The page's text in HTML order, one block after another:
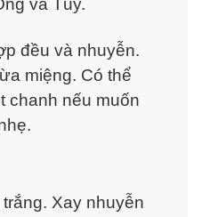
và Tủy.
đều và nhuyễn.
miệng. Có thể
chanh nếu muốn
Xay nhuyễn